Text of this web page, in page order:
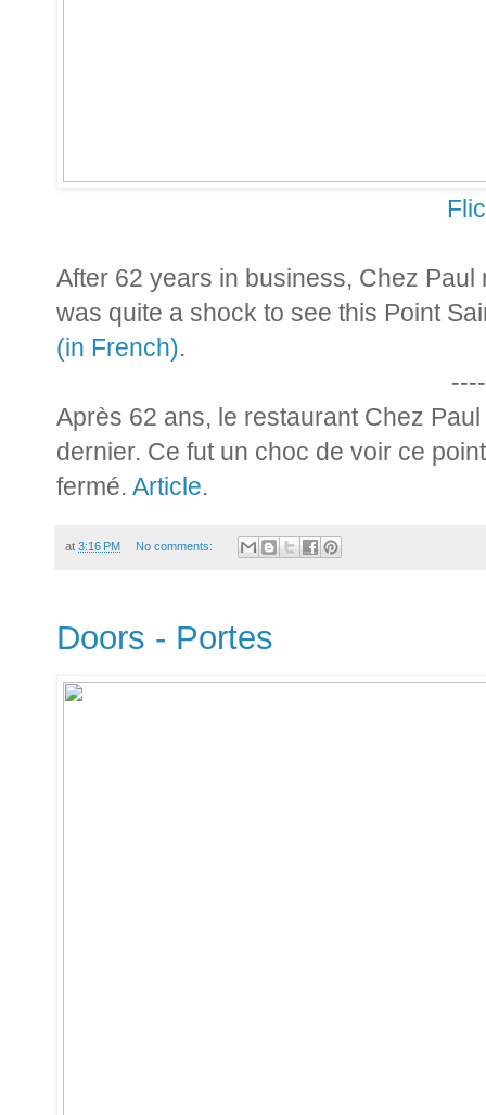
After 62 years in business, Chez
was quite a shock to see this Point
(in French).
Après 62 ans, le restaurant Chez
dernier. Ce fut un choc de voir ce
fermé. Article.
at 3:16 PM No comments:
Doors - Portes